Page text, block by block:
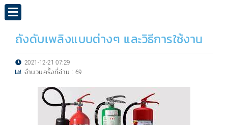
ถังดับเพลิงแบบต่างๆ และวิธีการใช้งาน
2021-12-21 07:29
จำนวนครั้งที่อ่าน : 69